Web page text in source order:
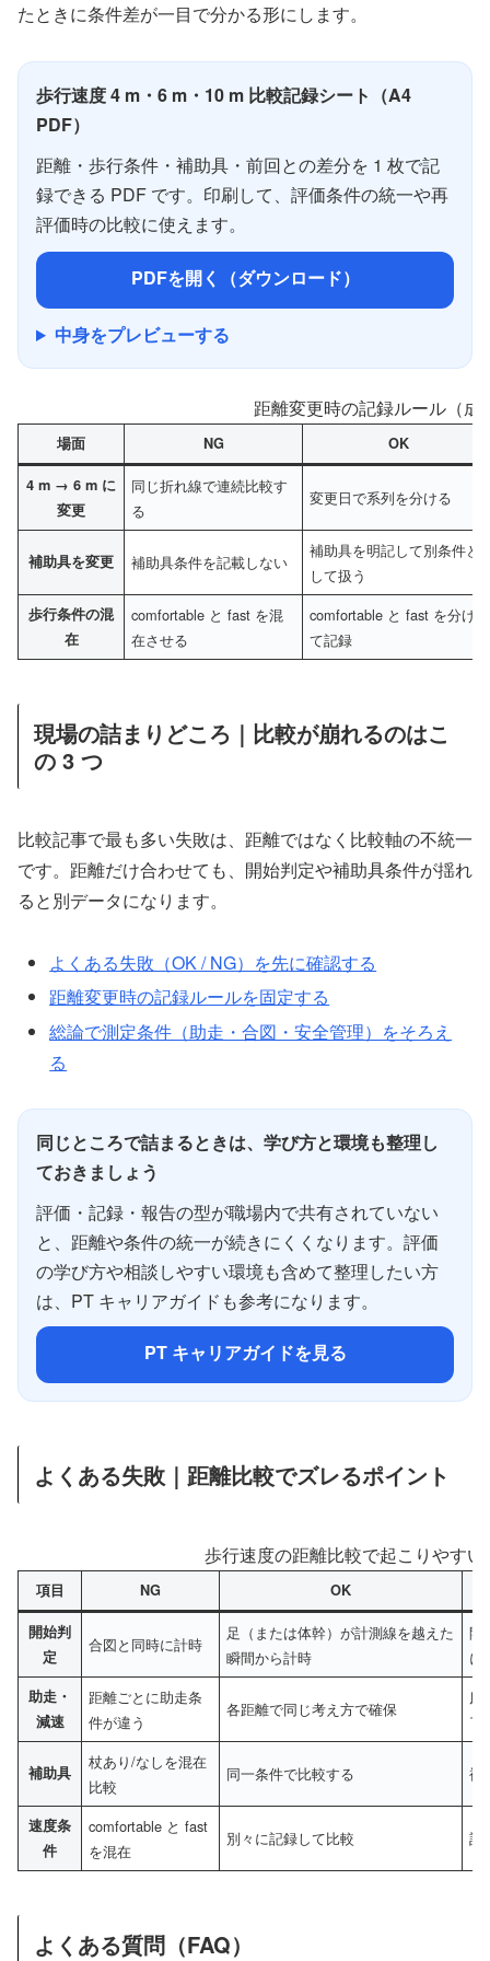
たときに条件差が一目で分かる形にします。
歩行速度 4 m・6 m・10 m 比較記録シート（A4
PDF）
距離・歩行条件・補助具・前回との差分を 1 枚で記
録できる PDF です。印刷して、評価条件の統一や再
評価時の比較に使えます。
PDFを開く（ダウンロード）
中身をプレビューする
距離変更時の記録ルール（成
場面 NG OK
4 m → 6 m に
変更
同じ折れ線で連続比較す
る
変更日で系列を分ける
補助具を変更 補助具条件を記載しない
補助具を明記して別条件と
して扱う
歩行条件の混
在
comfortable と fast を混
在させる
comfortable と fast を分け
て記録
現場の詰まりどころ｜比較が崩れるのはこ
の 3 つ
比較記事で最も多い失敗は、距離ではなく比較軸の不統一
です。距離だけ合わせても、開始判定や補助具条件が揺れ
ると別データになります。
よくある失敗（OK / NG）を先に確認する
距離変更時の記録ルールを固定する
総論で測定条件（助走・合図・安全管理）をそろえ
る
同じところで詰まるときは、学び方と環境も整理し
ておきましょう
評価・記録・報告の型が職場内で共有されていない
と、距離や条件の統一が続きにくくなります。評価
の学び方や相談しやすい環境も含めて整理したい方
は、PT キャリアガイドも参考になります。
PT キャリアガイドを見る
よくある失敗｜距離比較でズレるポイント
歩行速度の距離比較で起こりやす
項目 NG OK
開始判
定
合図と同時に計時
足（または体幹）が計測線を越えた
瞬間から計時
開
に
助走・
減速
距離ごとに助走条
件が違う
各距離で同じ考え方で確保
床
了
補助具
杖あり/なしを混在
比較
同一条件で比較する 補
速度条
件
comfortable と fast
を混在
別々に記録して比較 記
よくある質問（FAQ）